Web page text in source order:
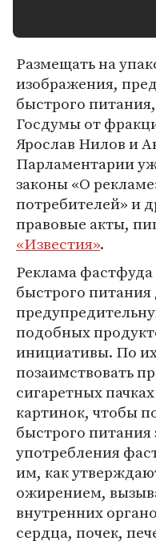
Размещать на
изображения,
быстрого
Госдумы от
Ярослав Нилов и
Парламентарии
законы «О
потребителей» и
правовые акты,
«Известия».
Реклама фастфуда
быстрого
подобных
инициативы. По
позаимствовать
сигаретных
картинок, чтобы
быстрого питания
употребления
им, как
ожирением,
внутренних
сердца, почек,